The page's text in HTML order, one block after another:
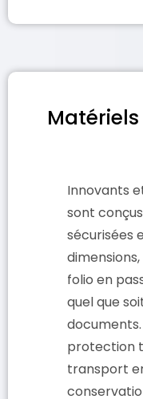
Innovants
sont
sécurisées
folio en
quel que
protection
transport